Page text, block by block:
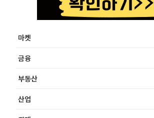
마켓
금융
부동산
산업